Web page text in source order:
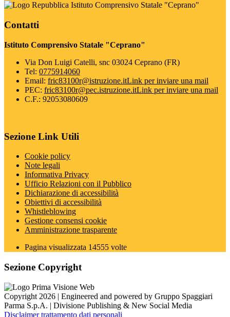
Istituto Comprensivo Statale "Ceprano"
Contatti
Istituto Comprensivo Statale "Ceprano"
Via Don Luigi Catelli, snc 03024 Ceprano (FR)
Tel: 0775914060
Email: fric83100r@istruzione.itLink per inviare una mail
PEC: fric83100r@pec.istruzione.itLink per inviare una mail
C.F.: 92053080609
Sezione Link Utili
Cookie policy
Note legali
Informativa Privacy
Ufficio Relazioni con il Pubblico
Dichiarazione di accessibilità
Obiettivi di accessibilità
Whistleblowing
Gestione consensi cookie
Amministrazione trasparente
Pagina visualizzata 14555 volte
Sezione Copyright
Copyright 2026 | Engineered and powered by Gruppo Spaggiari
Parma S.p.A. | Divisione Publishing & New Social Media
Disclaimer trattamento dati personali